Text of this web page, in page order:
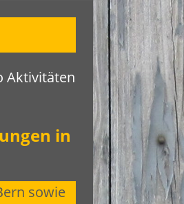
Aktivitäten
in
sowie